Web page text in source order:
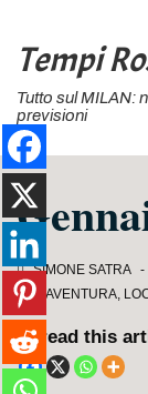
Vai
contenuto
principale
Tempi
Tutto sul MILAN:
previsioni
SIMONE SATRA
BONAVENTURA,
Spread this